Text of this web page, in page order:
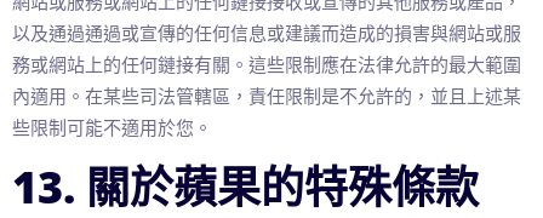
以及通過通過或宣傳的任何信息或建議而造成的損害與網站或服
務或網站上的任何鏈接有關。這些限制應在法律允許的最大範圍
內適用。在某些司法管轄區，責任限制是不允許的，並且上述某
些限制可能不適用於您。
13. 關於蘋果的特殊條款